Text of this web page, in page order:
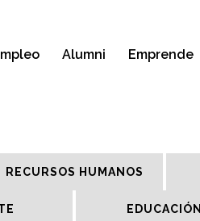
Alumni Emprende
RECURSOS HUMANOS
EDUCACIÓN